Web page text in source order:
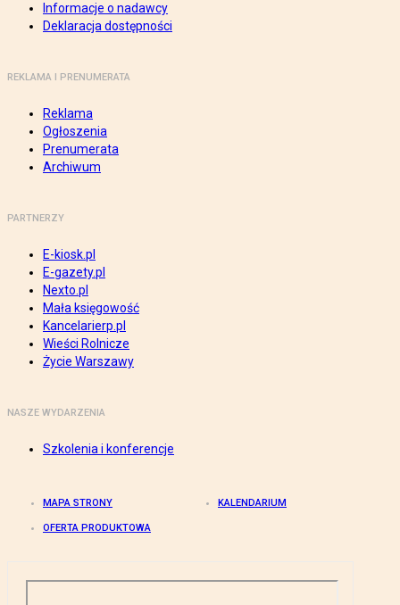
Informacje o nadawcy
Deklaracja dostępności
REKLAMA I PRENUMERATA
Reklama
Ogłoszenia
Prenumerata
Archiwum
PARTNERZY
E-kiosk.pl
E-gazety.pl
Nexto.pl
Mała księgowość
Kancelarierp.pl
Wieści Rolnicze
Życie Warszawy
NASZE WYDARZENIA
Szkolenia i konferencje
MAPA STRONY KALENDARIUM
OFERTA PRODUKTOWA